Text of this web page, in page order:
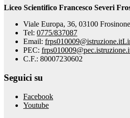
Liceo Scientifico Francesco Severi
Viale Europa, 36, 03100
Tel: 0775/837087
Email: frps010009@istruzione.it
PEC:
C.F.: 80007230602
Seguici su
Facebook
Youtube